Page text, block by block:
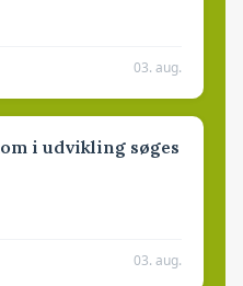
03. aug.
i udvikling søges
03. aug.